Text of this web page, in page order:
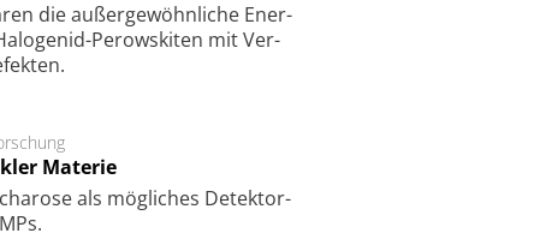
die außer­ge­wöhn­li­che Ener­
Perows­ki­ten mit Ver­
Materie
als mög­li­ches De­tek­tor­